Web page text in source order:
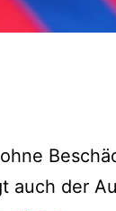
auch der